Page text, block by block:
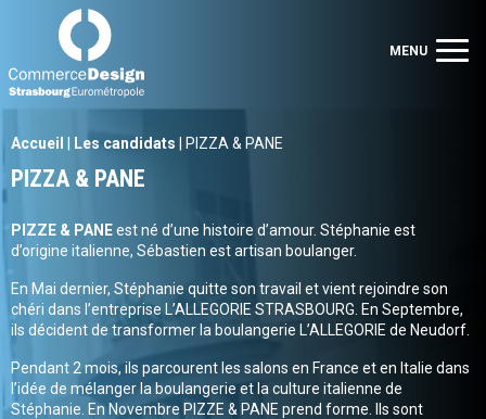
Commerce Design Strasbourg Eurométropole
MENU
Accueil Les candidats PIZZA & PANE
PIZZA & PANE
PIZZE & PANEest né d’une histoire d’amour. Stéphanie est
d’origine italienne, Sébastien est artisan boulanger.
En Mai dernier, Stéphanie quitte son travail et vient rejoindre son
chéri dans l’entreprise L’ALLEGORIE STRASBOURG. En Septembre,
ils décident de transformer la boulangerie L’ALLEGORIE de Neudorf.
Pendant 2 mois, ils parcourent les salons en France et en Italie dans
l’idée de mélanger la boulangerie et la culture italienne de
Stéphanie. En Novembre PIZZE & PANE prend forme. Ils sont